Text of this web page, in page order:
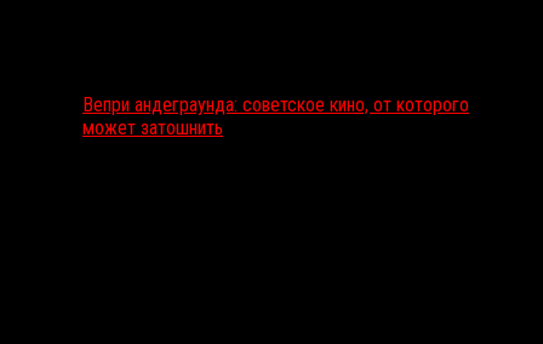
Вепри андеграунда: советское кино, от которого
может затошнить